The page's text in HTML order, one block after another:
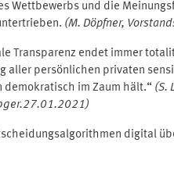
und die
(M. Döpfner,
Transparenz endet immer
aller persönlichen privaten
im Zaum hält.“ (S.
)
digital